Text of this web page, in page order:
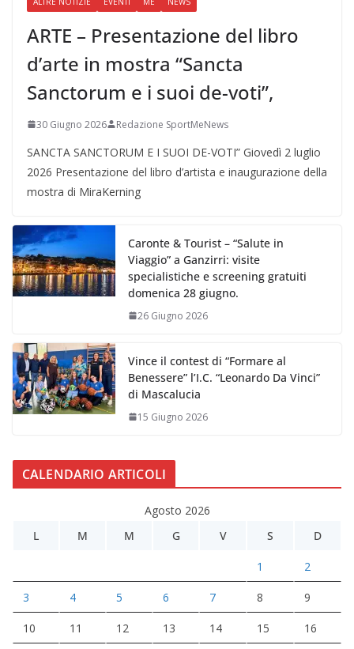
ARTE – Presentazione del libro
d’arte in mostra “Sancta
Sanctorum e i suoi de-voti”,
30 Giugno 2026 Redazione SportMeNews
SANCTA SANCTORUM E I SUOI DE-VOTI” Giovedì 2 luglio
2026 Presentazione del libro d’artista e inaugurazione della
mostra di MiraKerning
Caronte & Tourist – “Salute in
Viaggio” a Ganzirri: visite
specialistiche e screening gratuiti
domenica 28 giugno.
26 Giugno 2026
Vince il contest di “Formare al
Benessere” l’I.C. “Leonardo Da Vinci”
di Mascalucia
15 Giugno 2026
CALENDARIO ARTICOLI
Agosto 2026
L
M M G V S D
1 2
3 4 5 6 7 8 9
10 11 12 13 14 15 16